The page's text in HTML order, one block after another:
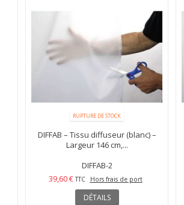
RUPTURE DE STOCK
DIFFAB – Tissu diffuseur (blanc) –
Largeur 146 cm,...
DIFFAB-2
39,60 € TTC Hors frais de port
DÉTAILS